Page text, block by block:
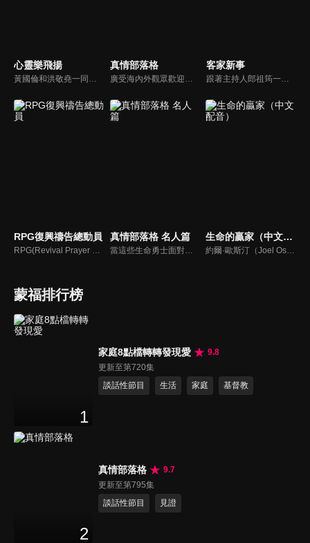
心靈樂飛揚
黃國倫和洪敬堯一同至心靈樂飛揚分享流行音樂和詩歌的不同處，兩人在節目中更分享影響他們或深具意義的歌曲，節目中演唱了我願意、每天愛你多一些、眼淚、愛是最美的事情、不住感謝不停讚美、愛常常喜樂等動人好聽的歌曲。
真情部落格
廣受海內外觀眾歡迎的真情部落格，是以見證故事為主軸的訪談節目，由知名主播夏嘉璐主持，莊信德牧師、黃國倫牧師回應，來賓在節目中自在的暢談自己的生命歷程，這些最真實的生命見證也幫助許多人走出低谷。
客家新事
跟著主持人郎祖筠一起關心客家事，體驗客家文化之美，透過見證分享一同經歷上帝的恩典。
RPG復興禱告總動員
RPG(Revival Prayer Group復興禱告小組)，只要三個人聚集就可以禱告。由寇紹恩牧師特別參與製作、主持，讓見證複製見證，使聽聞中的神蹟奇事，成為你我的經歷，進而翻轉迎向復興！
真情部落格 名人篇
當這些生命勇士面對自己生命中的難題時，選擇靠著信靠耶穌來勇敢勝過，這些可愛的基督徒們，願意把自己生命裡最黑暗軟弱的一面和大家分享，為的就是將來自天上那最美好的福分帶給人們，每一個有血有淚的生命見證，都是最震撼人心的蛻變，最深刻的真實。
生命的贏家（中文配音）
約爾·歐斯汀（Joel Osteen）綽號是「微笑的傳道者」，是美國的宣教士、電視佈道家和作家，他在美國最大的基督教會湖木教會擔任主任牧師。2004年，他的第一本書「活出美好」，首次出版就登上紐約時報暢銷書的榜首，這本書在紐約時報暢銷200多週。
蒙福排行榜
1
家庭8點檔轉轉發現愛
9.8
更新至第720集
談話性節目
生活 家庭 基督教
2
真情部落格
9.7
更新至第795集
談話性節目
見證